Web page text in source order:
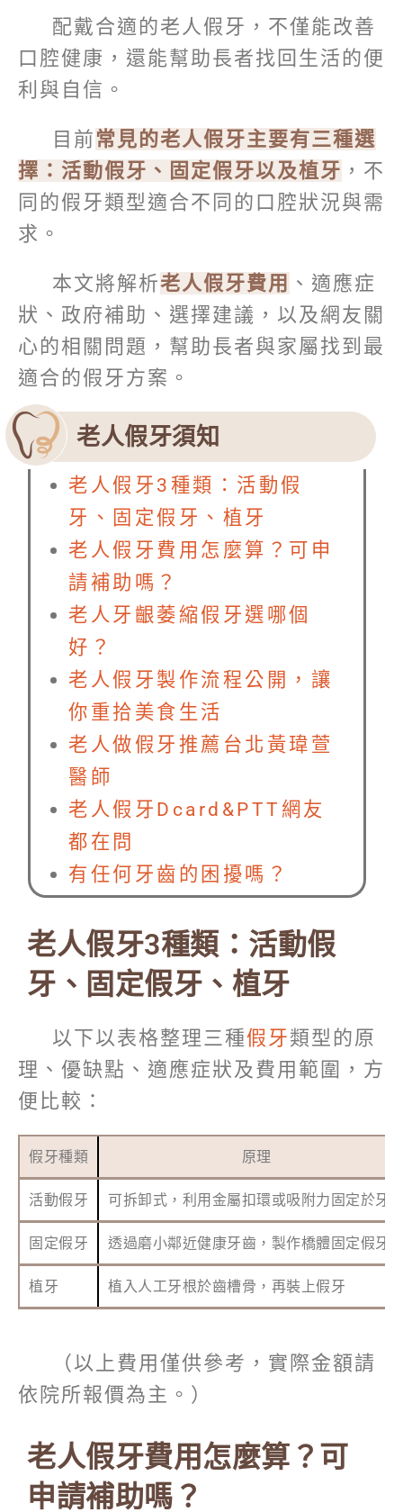
配戴合適的老人假牙，不僅能改善
口腔健康，還能幫助長者找回生活的便
利與自信。
目前 常見的老人假牙主要有三種選
擇：活動假牙、固定假牙以及植牙 ，不
同的假牙類型適合不同的口腔狀況與需
求。
本文將解析老人假牙費用 、適應症
狀、政府補助、選擇建議，以及網友關
心的相關問題，幫助長者與家屬找到最
適合的假牙方案。
老人假牙須知
老人假牙3種類：活動假
牙、固定假牙、植牙
老人假牙費用怎麼算？可申
請補助嗎？
老人牙齦萎縮假牙選哪個
好？
老人假牙製作流程公開，讓
你重拾美食生活
老人做假牙推薦台北黃瑋萱
醫師
老人假牙Dcard&PTT網友
都在問
有任何牙齒的困擾嗎？
老人假牙3種類：活動假
牙、固定假牙、植牙
以下以表格整理三種假牙類型的原
理、優缺點、適應症狀及費用範圍，方
便比較：
假牙種類 原理
活動假牙 可拆卸式，利用金屬扣環或吸附力固定於牙
固定假牙 透過磨小鄰近健康牙齒，製作橋體固定假牙
植牙 植入人工牙根於齒槽骨，再裝上假牙
（以上費用僅供參考，實際金額請
依院所報價為主。）
老人假牙費用怎麼算？可
申請補助嗎？